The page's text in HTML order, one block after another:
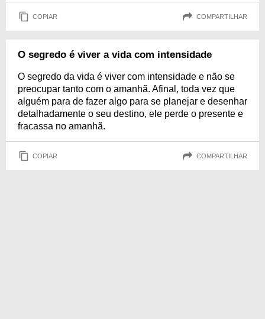
COPIAR COMPARTILHAR
O segredo é viver a vida com intensidade
O segredo da vida é viver com intensidade e não se
preocupar tanto com o amanhã. Afinal, toda vez que
alguém para de fazer algo para se planejar e desenhar
detalhadamente o seu destino, ele perde o presente e
fracassa no amanhã.
COPIAR COMPARTILHAR